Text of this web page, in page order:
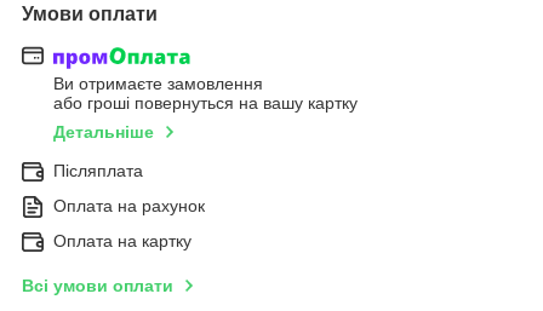
Умови оплати
Ви отримаєте замовлення
або гроші повернуться на вашу картку
Детальніше
Післяплата
Оплата на рахунок
Оплата на картку
Всі умови оплати